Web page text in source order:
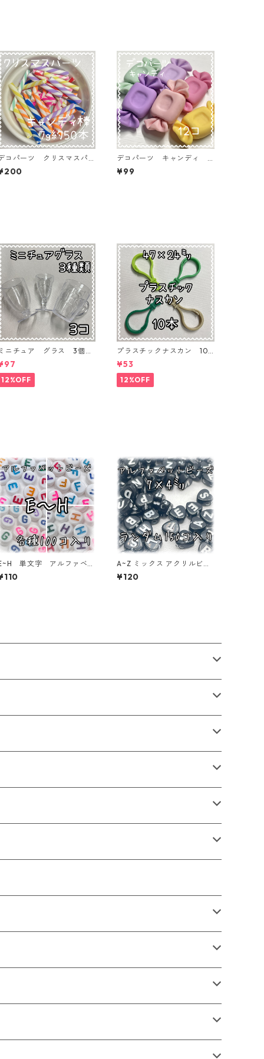
コパーツ クリスマスパ
ツ キャンディ棒 7ｇ約
50本入り 貼り付けパーツ
デコパーツ キャンディ 1
2個入り 貼り付けパーツ
【DP-CY-013-MIX】
¥99
ミニチュア グラス 3個入
【MNT-GLS-3P-01】
12%OFF
プラスチックナスカン 10
本入り【PK-10】
¥53
12%OFF
単文字 アルファベッ
ビーズ 100個入り【AB
‐EA】
A~Z ミックス アクリルビー
ズ アルファベット 150個
入り【AB‐EA-MIXhbw】
¥120